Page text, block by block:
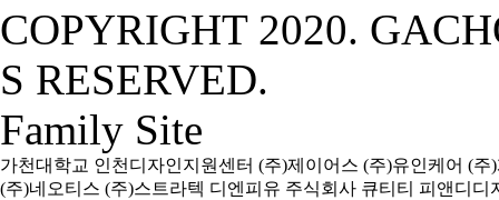
COPYRIGHT 2020.
S RESERVED.
Family Site
가천대학교 인천디자인지원센터 (주)제이어스 (주)유인케어 (주
(주)네오티스 (주)스트라텍 디엔피유 주식회사 큐티티 피앤디디